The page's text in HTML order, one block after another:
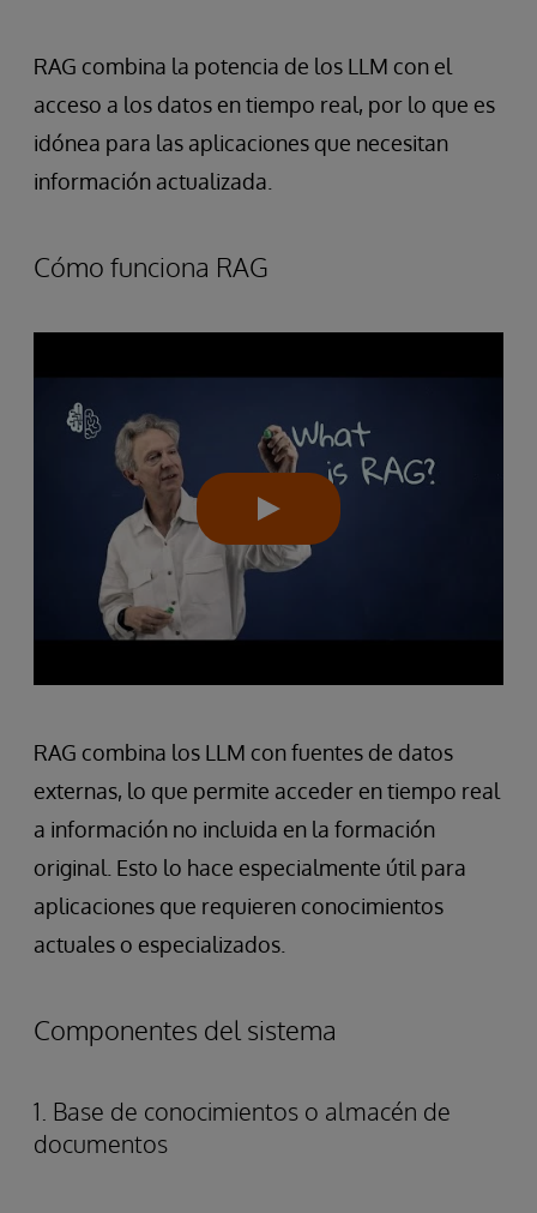
RAG combina la potencia de los LLM con el
acceso a los datos en tiempo real, por lo que es
idónea para las aplicaciones que necesitan
información actualizada.
Cómo funciona RAG
RAG combina los LLM con fuentes de datos
externas, lo que permite acceder en tiempo real
a información no incluida en la formación
original. Esto lo hace especialmente útil para
aplicaciones que requieren conocimientos
actuales o especializados.
Componentes del sistema
1. Base de conocimientos o almacén de
documentos